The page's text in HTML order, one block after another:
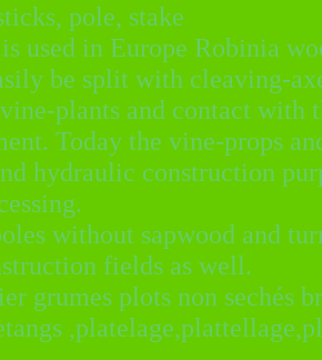
pole, stake
used in Europe Robinia
be split with cleaving-
plants and contact with
Today the vine-props
hydraulic construction
without sapwood and
fields as well.
grumes plots non sechés